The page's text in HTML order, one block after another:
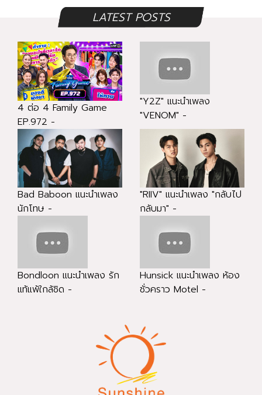
LATEST POSTS
4 ต่อ 4 Family Game
EP.972 -
"Y2Z" แนะนำเพลง
"VENOM" -
Bad Baboon แนะนำเพลง
นักโทษ -
"RIIV" แนะนำเพลง "กลับไป
กลับมา" -
Bondloon แนะนำเพลง รัก
แท้แพ้ใกล้ชิด -
Hunsick แนะนำเพลง ห้อง
ชั่วคราว Motel -